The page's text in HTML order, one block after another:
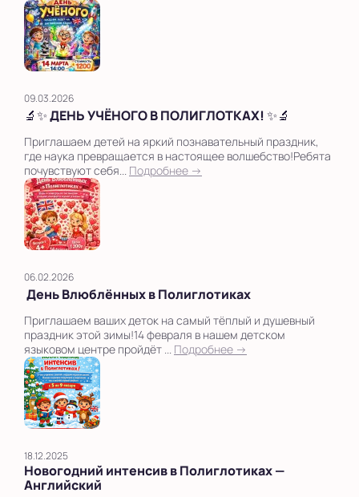
09.03.2026
🔬✨ ДЕНЬ УЧЁНОГО В ПОЛИГЛОТКАХ! ✨🔬
Приглашаем детей на яркий познавательный праздник,
где наука превращается в настоящее волшебство!Ребята
почувствуют себя... Подробнее →
06.02.2026
День Влюблённых в Полиглотиках
Приглашаем ваших деток на самый тёплый и душевный
праздник этой зимы!14 февраля в нашем детском
языковом центре пройдёт ... Подробнее →
18.12.2025
Новогодний интенсив в Полиглотиках —
Английский